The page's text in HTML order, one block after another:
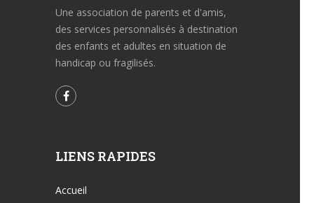
Une association de parents et d'amis,
des services personnalisés à destination
des enfants et adultes en situation de
handicap ou fragilisés.
LIENS RAPIDES
Accueil